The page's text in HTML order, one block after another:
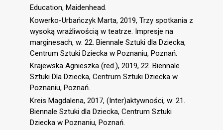
Education, Maidenhead.
Kowerko-Urbańczyk Marta, 2019, Trzy spotkania z
wysoką wrażliwością w teatrze. Impresje na
marginesach, w: 22. Biennale Sztuki dla Dziecka,
Centrum Sztuki Dziecka w Poznaniu, Poznań.
Krajewska Agnieszka (red.), 2019, 22. Biennale
Sztuki Dla Dziecka, Centrum Sztuki Dziecka w
Poznaniu, Poznań.
Kreis Magdalena, 2017, (Inter)aktywności, w: 21.
Biennale Sztuki dla Dziecka, Centrum Sztuki
Dziecka w Poznaniu, Poznań.